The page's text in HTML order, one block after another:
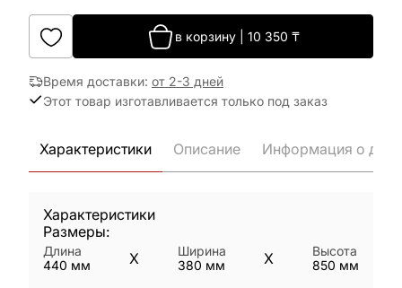
в корзину 10 350 ₸
Время доставки: от 2-3 дней
Этот товар изготавливается только под заказ
Характеристики Описание Информация о
Характеристики
Размеры:
Длина
440 мм X
Ширина
380 мм X
Высота
850 мм